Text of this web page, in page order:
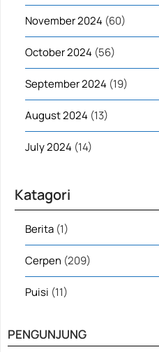
November 2024 (60)
October 2024 (56)
September 2024 (19)
August 2024 (13)
July 2024 (14)
Katagori
Berita (1)
Cerpen (209)
Puisi (11)
PENGUNJUNG